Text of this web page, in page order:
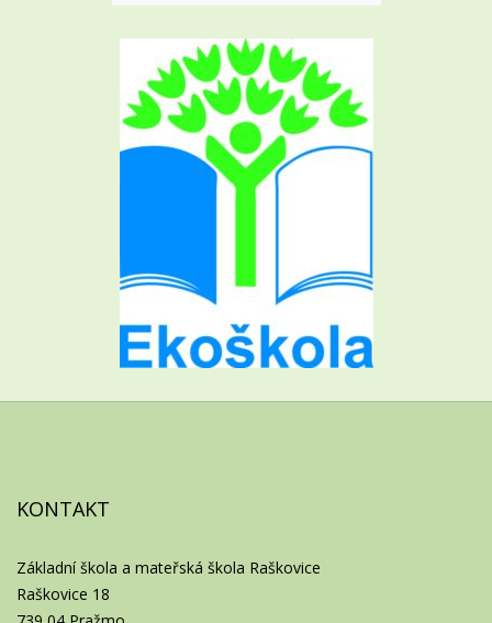
KONTAKT
Základní škola a mateřská škola Raškovice
Raškovice 18